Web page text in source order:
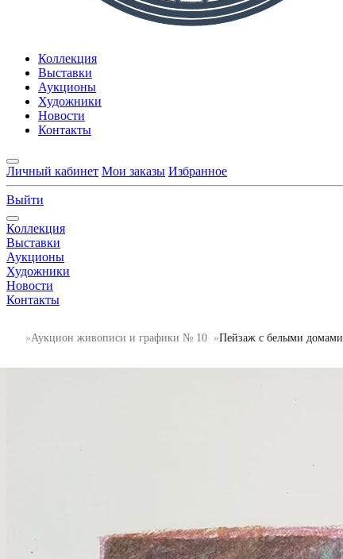
Коллекция
Выставки
Аукционы
Художники
Новости
Контакты
Личный кабинет Мои заказы Избранное
Выйти
Коллекция
Выставки
Аукционы
Художники
Новости
Контакты
Аукцион живописи и графики № 10 Пейзаж с белыми домами